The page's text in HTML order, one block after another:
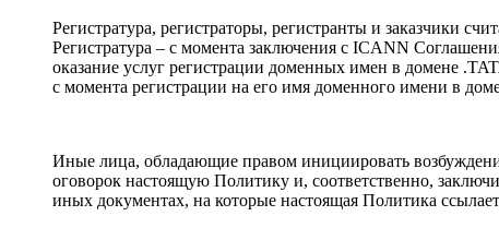
Регистратура, регистраторы, регистранты и заказчики
Регистратура – с момента заключения с ICANN
оказание услуг регистрации доменных имен в домене
с момента регистрации на его имя доменного имени в
Иные лица, обладающие правом инициировать
оговорок настоящую Политику и, соответственно,
иных документах, на которые настоящая Политика